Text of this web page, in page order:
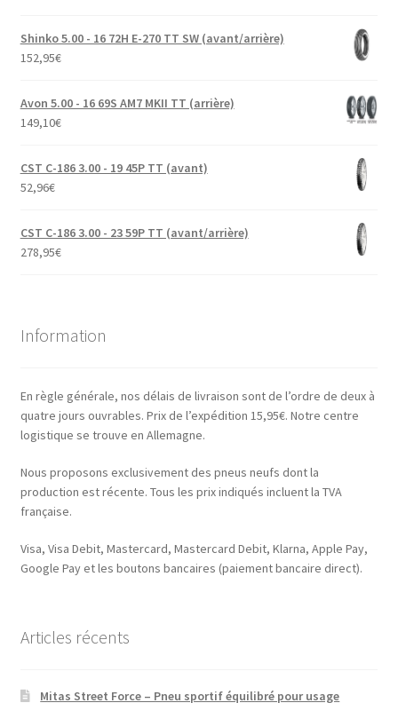
Shinko 5.00 - 16 72H E-270 TT SW (avant/arrière)
152,95€
Avon 5.00 - 16 69S AM7 MKII TT (arrière)
149,10€
CST C-186 3.00 - 19 45P TT (avant)
52,96€
CST C-186 3.00 - 23 59P TT (avant/arrière)
278,95€
Information
En règle générale, nos délais de livraison sont de l’ordre de deux à
quatre jours ouvrables. Prix de l’expédition 15,95€. Notre centre
logistique se trouve en Allemagne.
Nous proposons exclusivement des pneus neufs dont la
production est récente. Tous les prix indiqués incluent la TVA
française.
Visa, Visa Debit, Mastercard, Mastercard Debit, Klarna, Apple Pay,
Google Pay et les boutons bancaires (paiement bancaire direct).
Articles récents
Mitas Street Force – Pneu sportif équilibré pour usage